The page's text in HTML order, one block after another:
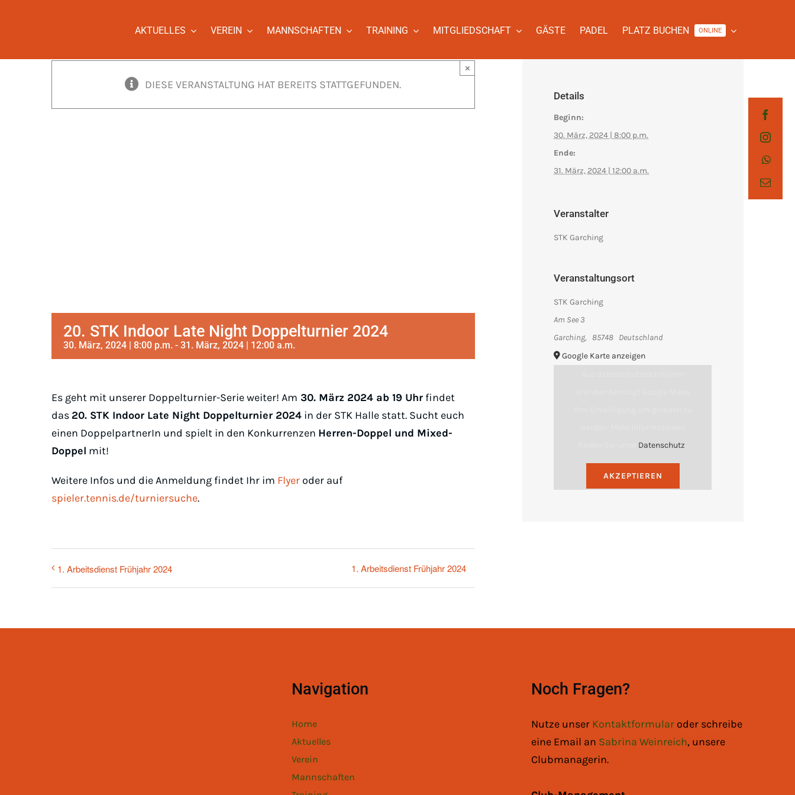
AKTUELLES VEREIN MANNSCHAFTEN TRAINING MITGLIEDSCHAFT GÄSTE PADEL PLATZ BUCHEN ONLINE
DIESE VERANSTALTUNG HAT BEREITS STATTGEFUNDEN.
×
20. STK Indoor Late Night Doppelturnier 2024
30. März, 2024 | 8:00 p.m. - 31. März, 2024 | 12:00 a.m.
Es geht mit unserer Doppelturnier-Serie weiter! Am 30. März 2024 ab 19 Uhr findet
das 20. STK Indoor Late Night Doppelturnier 2024 in der STK Halle statt. Sucht euch
einen DoppelpartnerIn und spielt in den Konkurrenzen Herren-Doppel und Mixed-
Doppel mit!
Weitere Infos und die Anmeldung findet Ihr im Flyer oder auf
spieler.tennis.de/turniersuche.
1. Arbeitsdienst Frühjahr 2024 1. Arbeitsdienst Frühjahr 2024
Details
Beginn:
30. März, 2024 | 8:00 p.m.
Ende:
31. März, 2024 | 12:00 a.m.
Veranstalter
STK Garching
Veranstaltungsort
STK Garching
Am See 3
Garching, 85748 Deutschland
Google Karte anzeigen
Datenschutz
AKZEPTIEREN
Navigation
Home
Aktuelles
Verein
Mannschaften
Noch Fragen?
Nutze unser Kontaktformular oder schreibe
eine Email an Sabrina Weinreich, unsere
Clubmanagerin.